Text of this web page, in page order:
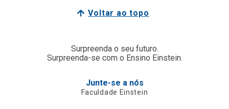
Voltar ao topo
Surpreenda o seu futuro.
Surpreenda-se com o Ensino Einstein.
Junte-se a nós
Faculdade Einstein